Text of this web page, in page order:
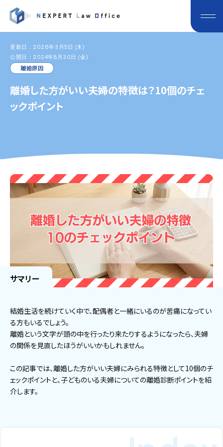
更新日：2026年3月5日 (木)
公開日：2024年8月30日 (金)
離婚原因
離婚した方がいい夫婦の特徴は？10個のチェ
ックポイント
サマリー
結婚生活を続けていく中で、配偶者と一緒にいるのが苦痛になってい
る方もいるでしょう。
離婚という文字が頭の中を行ったり来たりするようになったら、夫婦
の関係を見直したほうがいいかもしれません。
この記事では、離婚した方がいい夫婦にみられる特徴として10個のチ
ェックポイントと、子どものいる夫婦についての離婚診断ポイントを紹
介します。